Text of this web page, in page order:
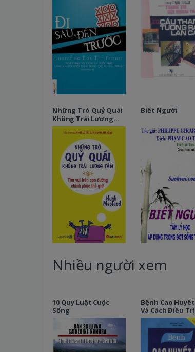
Những Trò Quỷ Quái
Không Trái Lương
Tâm
Biết Người
Nhiều người xem
10 Quy Luật Cuộc
Sống
Bệnh Cao
Và Cách Điều Trị